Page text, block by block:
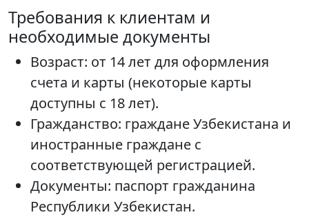
Требования к клиентам и
необходимые документы
Возраст: от 14 лет для оформления
счета и карты (некоторые карты
доступны с 18 лет).
Гражданство: граждане Узбекистана и
иностранные граждане с
соответствующей регистрацией.
Документы: паспорт гражданина
Республики Узбекистан.